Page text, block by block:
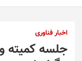
اخبار فناوری
جلسه کمیته